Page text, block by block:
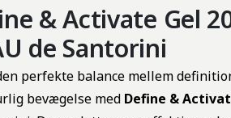
& Activate Gel
de Santorini
perfekte balance mellem
bevægelse med Define &